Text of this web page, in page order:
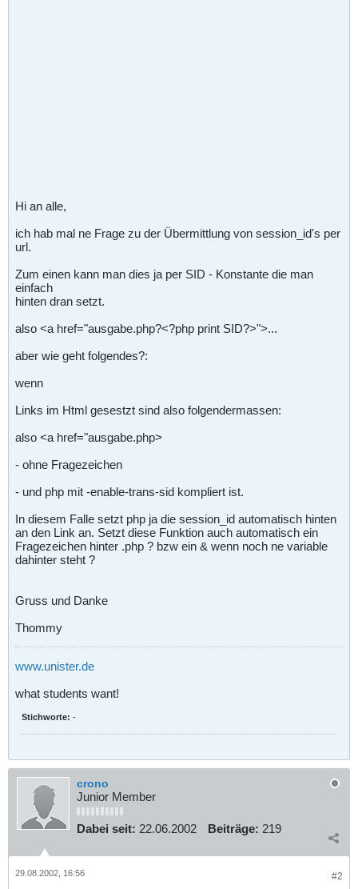
Hi an alle,
ich hab mal ne Frage zu der Übermittlung von session_id's per
url.
Zum einen kann man dies ja per SID - Konstante die man
einfach
hinten dran setzt.
also <a href="ausgabe.php?<?php print SID?>">...
aber wie geht folgendes?:
wenn
Links im Html gesestzt sind also folgendermassen:
also <a href="ausgabe.php>
- ohne Fragezeichen
- und php mit -enable-trans-sid kompliert ist.
In diesem Falle setzt php ja die session_id automatisch hinten
an den Link an. Setzt diese Funktion auch automatisch ein
Fragezeichen hinter .php ? bzw ein & wenn noch ne variable
dahinter steht ?
Gruss und Danke
Thommy
www.unister.de
what students want!
Stichworte: -
crono
Junior Member
Dabei seit: 22.06.2002 Beiträge: 219
#2
29.08.2002, 16:56